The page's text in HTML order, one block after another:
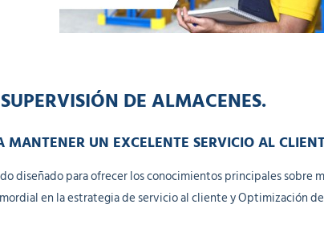
DE ALMACENES.
MANTENER UN EXCELENTE SERVICIO AL
diseñado para ofrecer los conocimientos principales sobre
en la estrategia de servicio al cliente y Optimización